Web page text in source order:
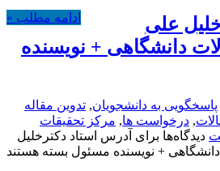
ادامه مطلب »
علی
دانشگاهی + نویسنده
پاسخگویی به دانشجویان, تدوین مقاله
, درخواست ها, مركز تحقيقات
دیدگاه‌ها برای آدرس استاد دکترخلیل
+ نویسنده مسئول بسته هستند